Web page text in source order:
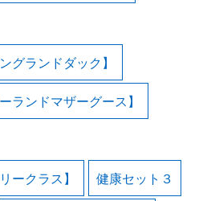
グランドダック】
ランドマザーグース】
ークラス】 健康セット３